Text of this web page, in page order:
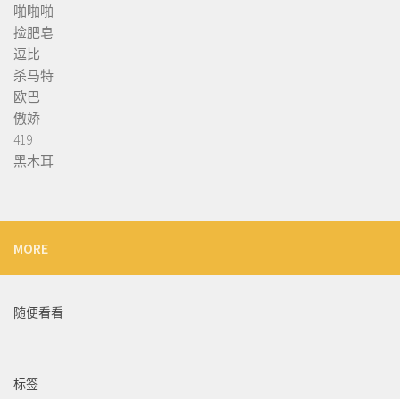
啪啪啪
捡肥皂
逗比
杀马特
欧巴
傲娇
419
黑木耳
MORE
随便看看
标签